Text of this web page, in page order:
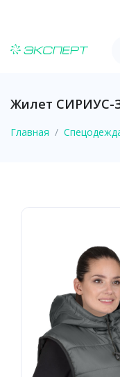
Жилет СИРИУС-
Главная